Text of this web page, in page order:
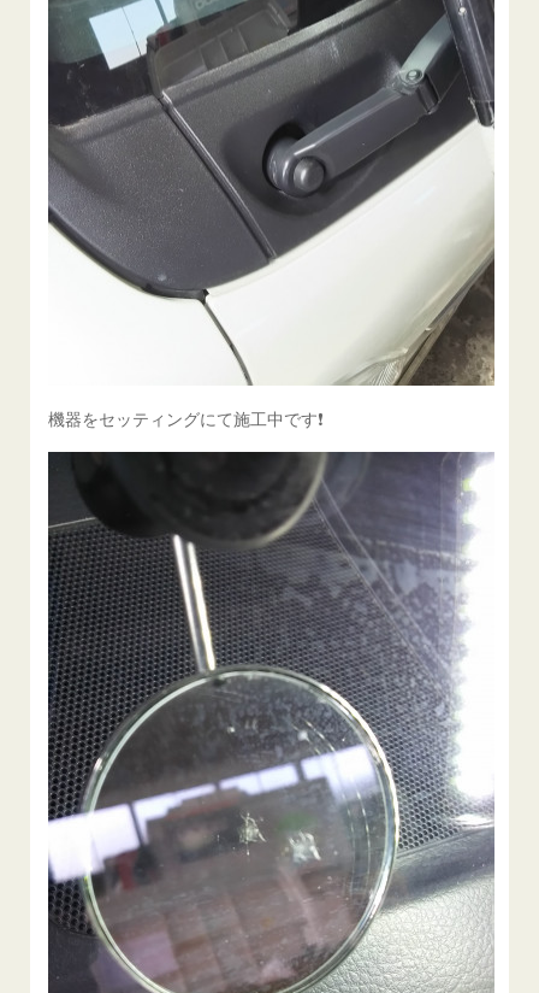
機器をセッティングにて施工中です❗